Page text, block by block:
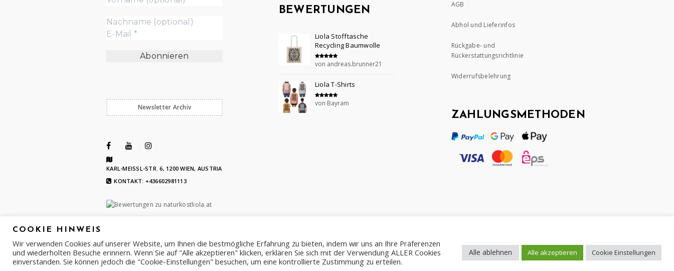
Newsletter Archiv
KARL-MEISSL-STR. 6, 1200 WIEN, AUSTRIA
KONTAKT: +436602981113
BEWERTUNGEN
Liola Stofftasche
Recycling Baumwolle
Bewertet mit
von andreas.brunner21
Liola T-Shirts
Bewertet mit
von Bayram
AGB
Abhol und Lieferinfos
Rückgabe- und
Rückerstattungsrichtlinie
Widerrufsbelehrung
ZAHLUNGSMETHODEN
COPYRIGHT © 2017-2022
COOKIE HINWEIS
Wir verwenden Cookies auf unserer Website, um Ihnen die bestmögliche Erfahrung zu bieten, indem wir uns an Ihre Präferenzen
und wiederholten Besuche erinnern. Wenn Sie auf "Alle akzeptieren" klicken, erklären Sie sich mit der Verwendung ALLER Cookies
einverstanden. Sie können jedoch die "Cookie-Einstellungen" besuchen, um eine kontrollierte Zustimmung zu erteilen.
Alle ablehnen Alle akzeptieren Cookie Einstellungen